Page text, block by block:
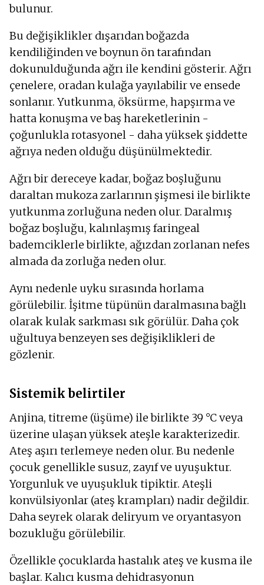
bulunur.
Bu değişiklikler dışarıdan boğazda
kendiliğinden ve boynun ön tarafından
dokunulduğunda ağrı ile kendini gösterir. Ağrı
çenelere, oradan kulağa yayılabilir ve ensede
sonlanır. Yutkunma, öksürme, hapşırma ve
hatta konuşma ve baş hareketlerinin -
çoğunlukla rotasyonel - daha yüksek şiddette
ağrıya neden olduğu düşünülmektedir.
Ağrı bir dereceye kadar, boğaz boşluğunu
daraltan mukoza zarlarının şişmesi ile birlikte
yutkunma zorluğuna neden olur. Daralmış
boğaz boşluğu, kalınlaşmış faringeal
bademciklerle birlikte, ağızdan zorlanan nefes
almada da zorluğa neden olur.
Aynı nedenle uyku sırasında horlama
görülebilir. İşitme tüpünün daralmasına bağlı
olarak kulak sarkması sık görülür. Daha çok
uğultuya benzeyen ses değişiklikleri de
gözlenir.
Sistemik belirtiler
Anjina, titreme (üşüme) ile birlikte 39 °C veya
üzerine ulaşan yüksek ateşle karakterizedir.
Ateş aşırı terlemeye neden olur. Bu nedenle
çocuk genellikle susuz, zayıf ve uyuşuktur.
Yorgunluk ve uyuşukluk tipiktir. Ateşli
konvülsiyonlar (ateş krampları) nadir değildir.
Daha seyrek olarak deliryum ve oryantasyon
bozukluğu görülebilir.
Özellikle çocuklarda hastalık ateş ve kusma ile
başlar. Kalıcı kusma dehidrasyonun